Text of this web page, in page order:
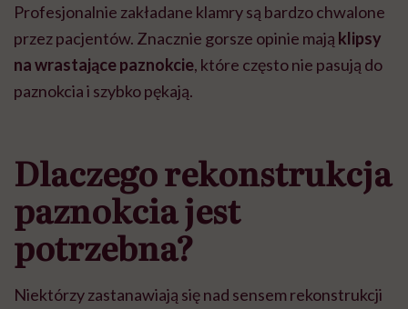
Profesjonalnie zakładane klamry są bardzo chwalone
przez pacjentów. Znacznie gorsze opinie mają klipsy
na wrastające paznokcie, które często nie pasują do
paznokcia i szybko pękają.
Dlaczego rekonstrukcja
paznokcia jest
potrzebna?
Niektórzy zastanawiają się nad sensem rekonstrukcji